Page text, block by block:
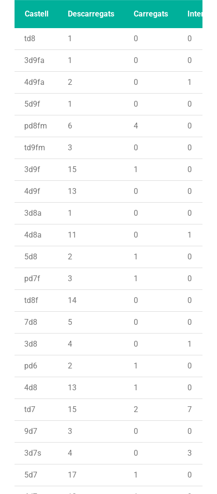
Castell Descarregats Carregats Intents
td8 1 0 0
3d9fa 1 0 0
4d9fa 2 0 1
5d9f 1 0 0
pd8fm 6 4 0
td9fm 3 0 0
3d9f 15 1 0
4d9f 13 0 0
3d8a 1 0 0
4d8a 11 0 1
5d8 2 1 0
pd7f 3 1 0
td8f 14 0 0
7d8 5 0 0
3d8 4 0 1
pd6 2 1 0
4d8 13 1 0
td7 15 2 7
9d7 3 0 0
3d7s 4 0 3
5d7 17 1 0